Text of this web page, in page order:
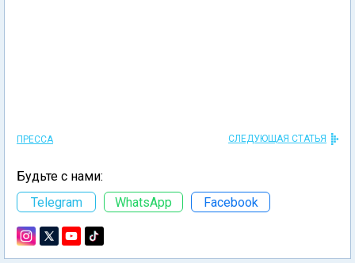
ПРЕССА СЛЕДУЮЩАЯ СТАТЬЯ
Будьте с нами:
Telegram
WhatsApp Facebook